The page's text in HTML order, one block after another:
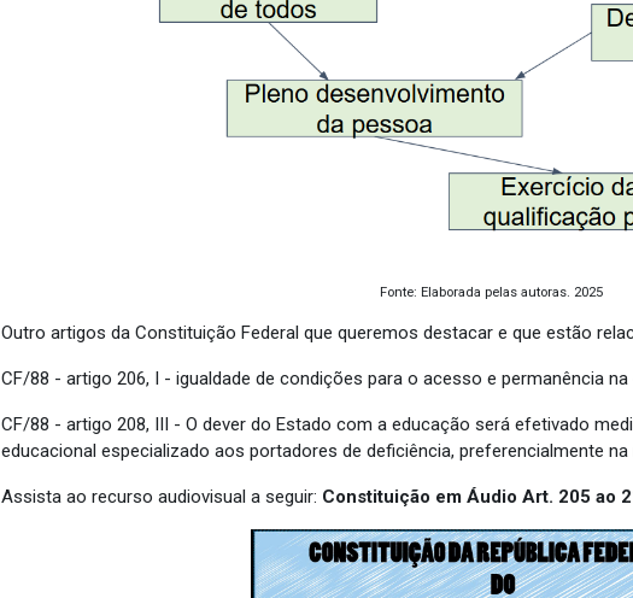
Fonte: Elaborada pelas autoras. 2025
Outro artigos da Constituição Federal que queremos destacar e que estão
CF/88 - artigo 206, I - igualdade de condições para o acesso e permanência na
CF/88 - artigo 208, III - O dever do Estado com a educação será efetivado
educacional especializado aos portadores de deficiência, preferencialmente na
Assista ao recurso audiovisual a seguir: Constituição em Áudio Art. 205 ao